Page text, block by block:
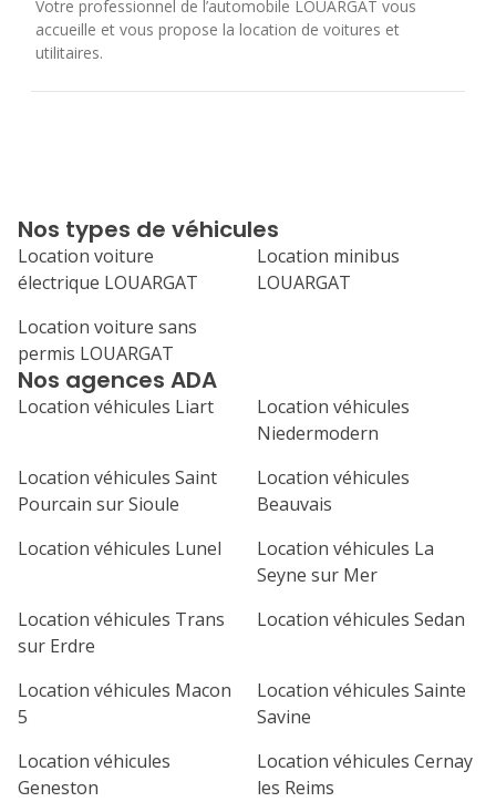
Votre professionnel de l’automobile LOUARGAT vous
accueille et vous propose la location de voitures et
utilitaires.
Nos agences ADA
Location véhicules Liart
Location véhicules
Niedermodern
Location véhicules Saint
Pourcain sur Sioule
Location véhicules
Beauvais
Location véhicules Lunel
Location véhicules La
Seyne sur Mer
Location véhicules Trans
sur Erdre
Location véhicules Sedan
Location véhicules Macon
5
Location véhicules Sainte
Savine
Location véhicules
Geneston
Location véhicules Cernay
les Reims
Nos types de véhicules
Location voiture
électrique LOUARGAT
Location minibus
LOUARGAT
Location voiture sans
permis LOUARGAT